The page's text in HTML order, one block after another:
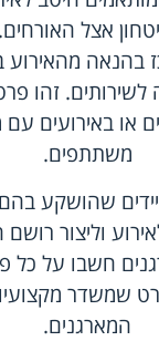
אצל
מהאירוע
לשירותים. זהו
או באירועים
משתתפים.
שהושקע
וליצור
חשבו על כל
שמשדר
המארגנים.